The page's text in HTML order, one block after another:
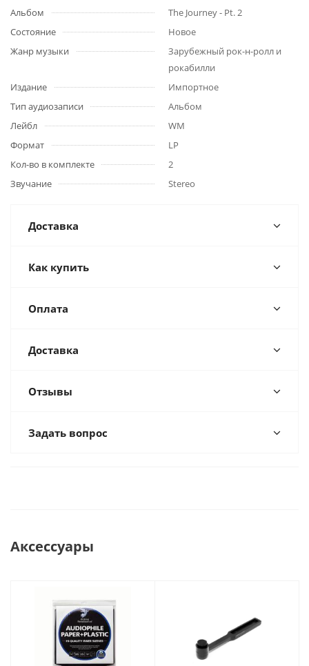
Альбом
The Journey - Pt. 2
Состояние
Новое
Жанр музыки
Зарубежный рок-н-ролл и
рокабилли
Издание
Импортное
Тип аудиозаписи
Альбом
Лейбл
WM
Формат
LP
Кол-во в комплекте
2
Звучание
Stereo
Доставка
Как купить
Оплата
Доставка
Отзывы
Задать вопрос
Аксессуары